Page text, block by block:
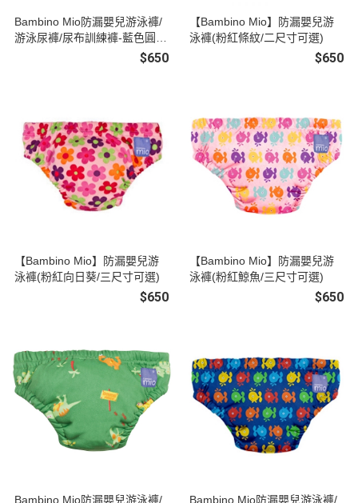
Bambino Mio防漏嬰兒游泳褲/
游泳尿褲/尿布訓練褲-藍色圓點
$650
【Bambino Mio】防漏嬰兒游
泳褲(粉紅條紋/二尺寸可選)
$650
【Bambino Mio】防漏嬰兒游
泳褲(粉紅向日葵/三尺寸可選)
$650
【Bambino Mio】防漏嬰兒游
泳褲(粉紅鯨魚/三尺寸可選)
$650
Bambino Mio防漏嬰兒游泳褲/
Bambino Mio防漏嬰兒游泳褲/